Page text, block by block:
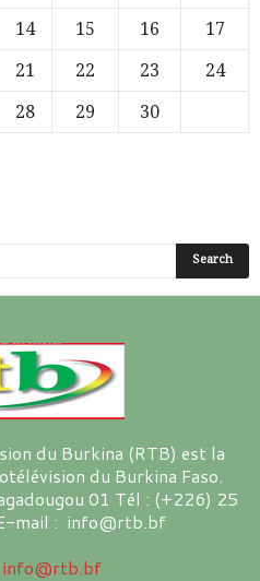
14 15 16
17
21 22 23
24
28 29
30
du Burkina (RTB) est la
du Burkina Faso.
01 Tél : (+226) 25
mail : info@rtb.bf
info@rtb.bf